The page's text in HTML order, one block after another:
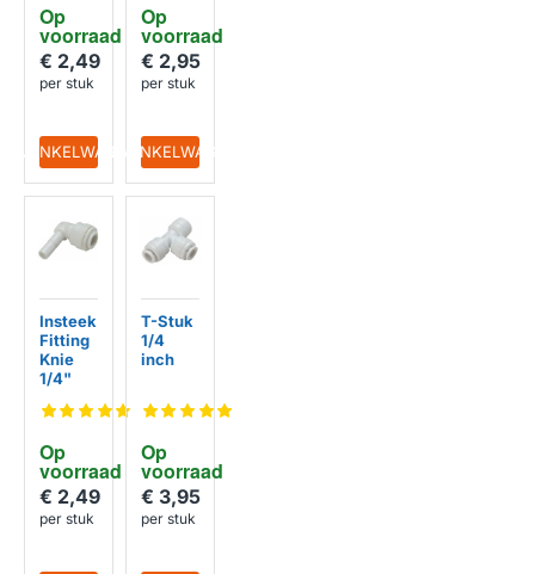
Op
voorraad
€ 2,49
per stuk
IN WINKELWAGEN
Op
voorraad
€ 2,95
per stuk
IN WINKELWAGEN
HUISMERK
Op
voorraad
Insteek
Fitting
Knie
1/4"
€ 2,49
per stuk
Op
voorraad
T-Stuk
1/4
inch
€ 3,95
per stuk